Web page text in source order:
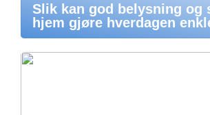
Slik kan god belysning og
hjem gjøre hverdagen